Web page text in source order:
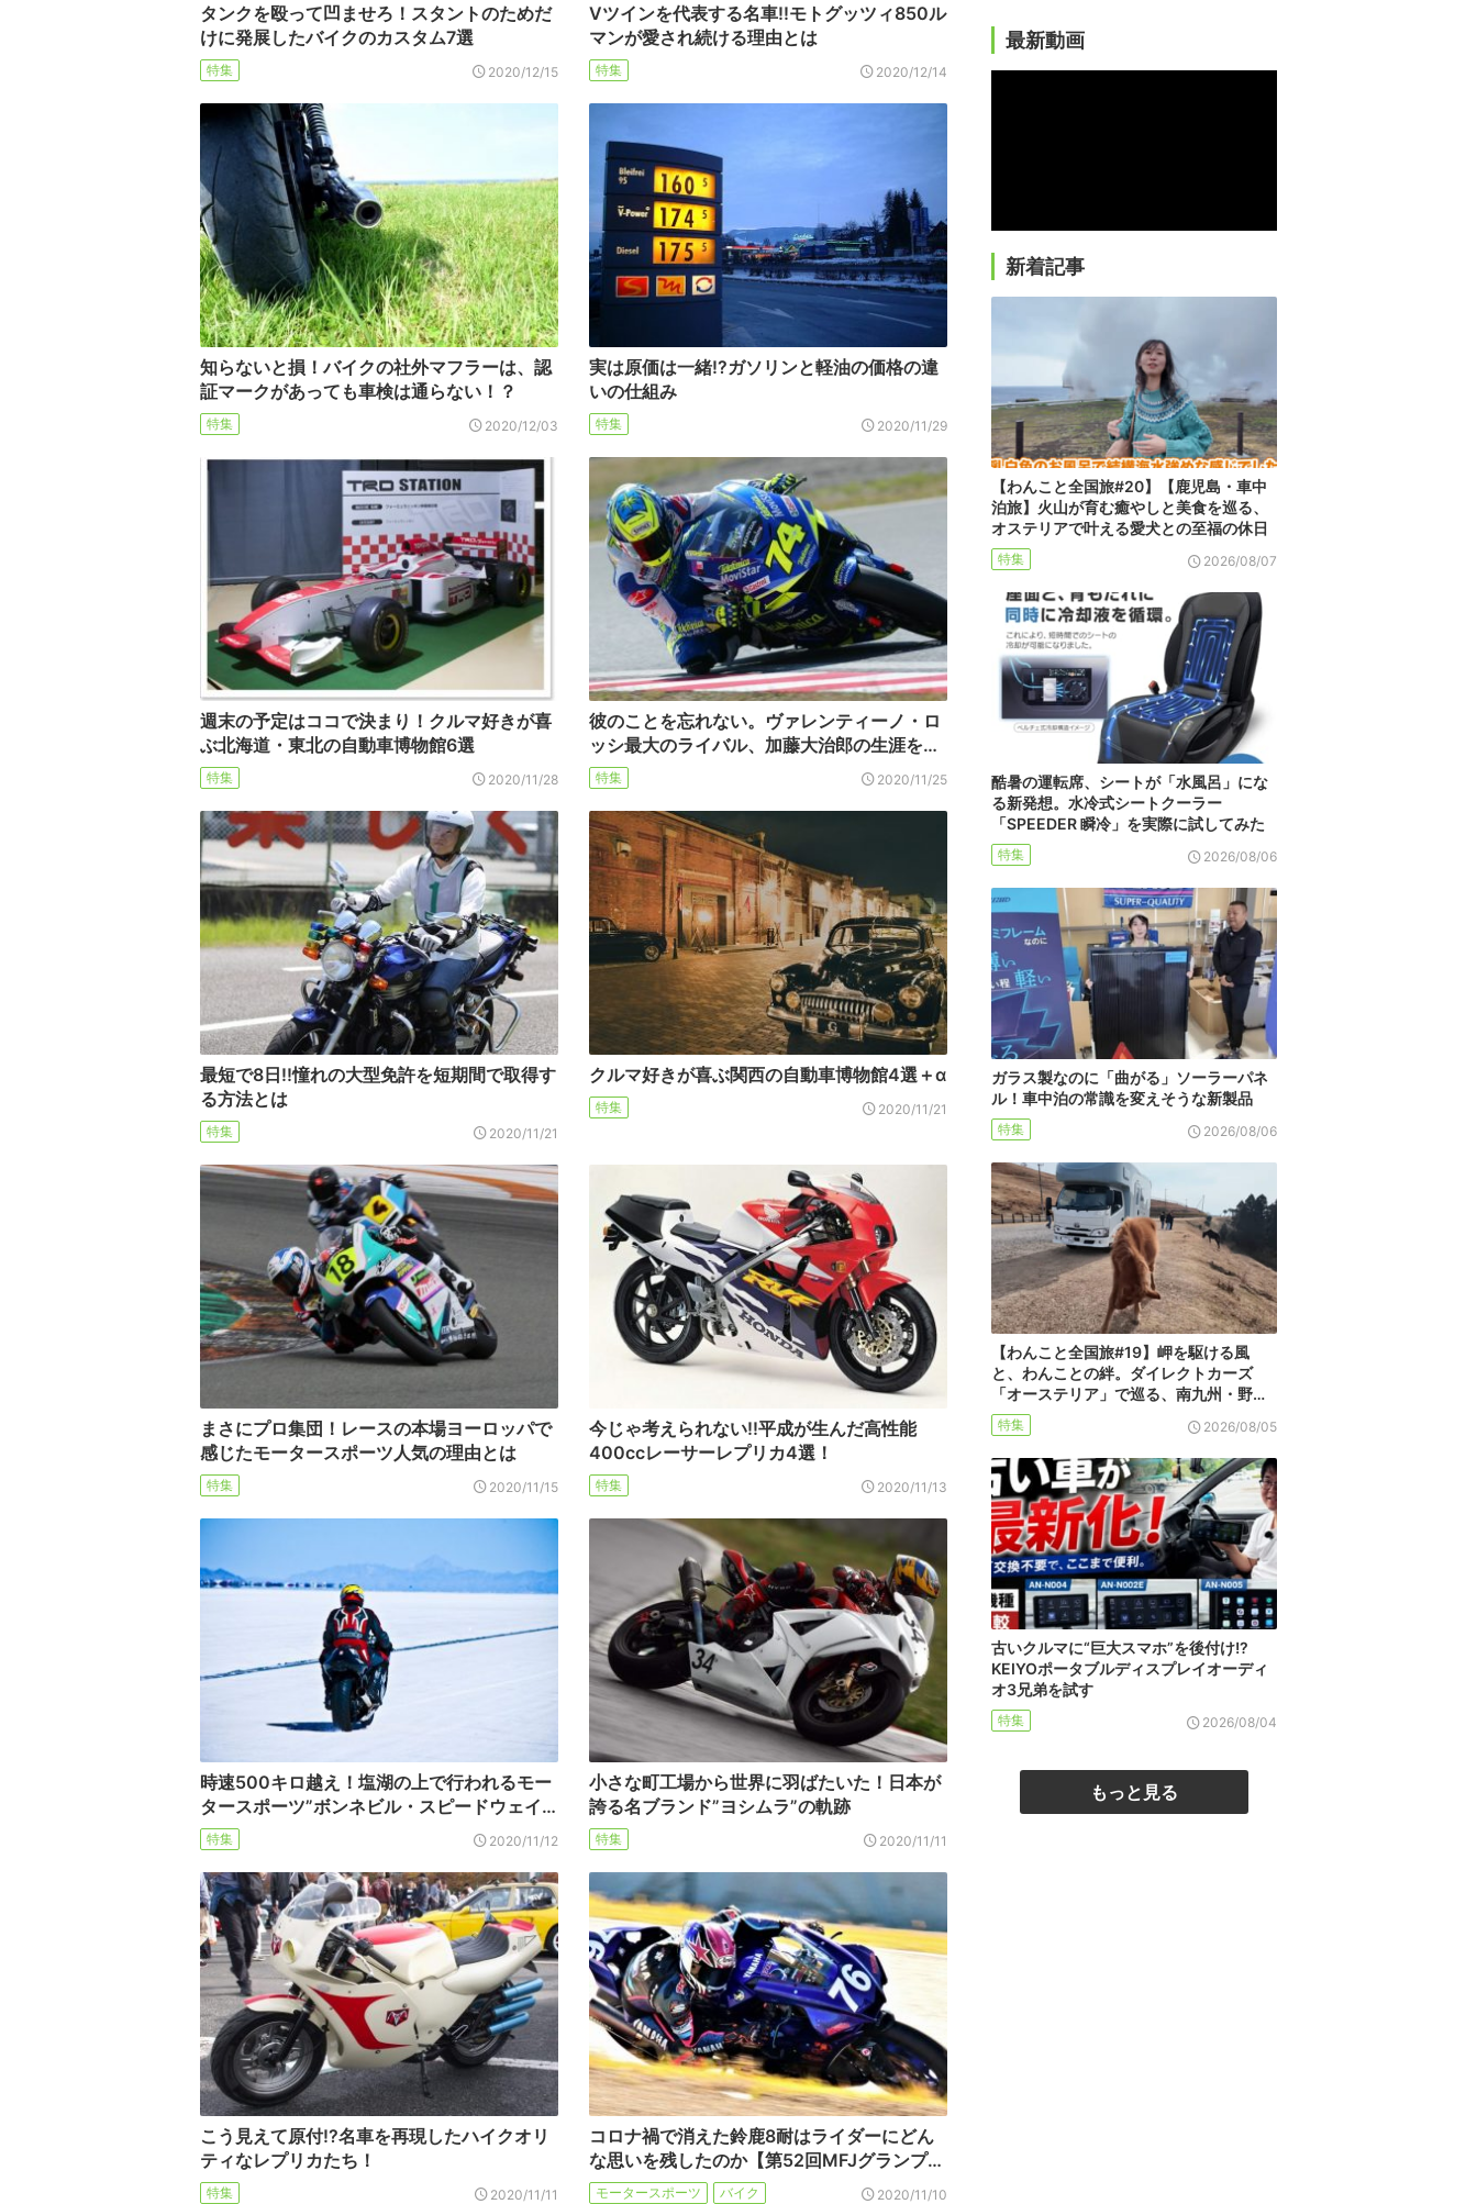
タンクを殴って凹ませろ！スタントのためだ
けに発展したバイクのカスタム7選
特集 2020/12/15
Vツインを代表する名車!!モトグッツィ850ル
マンが愛され続ける理由とは
特集 2020/12/14
知らないと損！バイクの社外マフラーは、認
証マークがあっても車検は通らない！？
特集 2020/12/03
実は原価は一緒!?ガソリンと軽油の価格の違
いの仕組み
特集 2020/11/29
週末の予定はココで決まり！クルマ好きが喜
ぶ北海道・東北の自動車博物館6選
特集 2020/11/28
彼のことを忘れない。ヴァレンティーノ・ロ
ッシ最大のライバル、加藤大治郎の生涯を…
特集 2020/11/25
最短で8日!!憧れの大型免許を短期間で取得す
る方法とは
特集 2020/11/21
クルマ好きが喜ぶ関西の自動車博物館4選＋α
特集 2020/11/21
まさにプロ集団！レースの本場ヨーロッパで
感じたモータースポーツ人気の理由とは
特集 2020/11/15
今じゃ考えられない!!平成が生んだ高性能
400ccレーサーレプリカ4選！
特集 2020/11/13
時速500キロ越え！塩湖の上で行われるモー
タースポーツ”ボンネビル・スピードウェイ…
特集 2020/11/12
小さな町工場から世界に羽ばたいた！日本が
誇る名ブランド”ヨシムラ”の軌跡
特集 2020/11/11
こう見えて原付!?名車を再現したハイクオリ
ティなレプリカたち！
特集 2020/11/11
コロナ禍で消えた鈴鹿8耐はライダーにどん
な思いを残したのか【第52回MFJグランプ…
モータースポーツ バイク 2020/11/10
最新動画
新着記事
【わんこと全国旅#20】【鹿児島・車中
泊旅】火山が育む癒やしと美食を巡る、
オステリアで叶える愛犬との至福の休日
特集 2026/08/07
酷暑の運転席、シートが「水風呂」にな
る新発想。水冷式シートクーラー
「SPEEDER 瞬冷」を実際に試してみた
特集 2026/08/06
ガラス製なのに「曲がる」ソーラーパネ
ル！車中泊の常識を変えそうな新製品
特集 2026/08/06
【わんこと全国旅#19】岬を駆ける風
と、わんことの絆。ダイレクトカーズ
「オーステリア」で巡る、南九州・野…
特集 2026/08/05
古いクルマに“巨大スマホ”を後付け!?
KEIYOポータブルディスプレイオーディ
オ3兄弟を試す
特集 2026/08/04
もっと見る